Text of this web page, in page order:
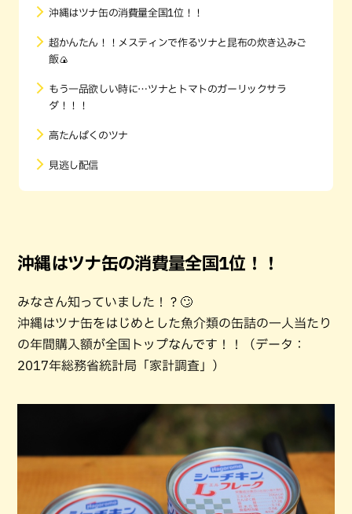
沖縄はツナ缶の消費量全国1位！！
超かんたん！！メスティンで作るツナと昆布の炊き込みご
飯🍙
もう一品欲しい時に…ツナとトマトのガーリックサラ
ダ！！！
高たんぱくのツナ
見逃し配信
沖縄はツナ缶の消費量全国1位！！
みなさん知っていました！？🙄
沖縄はツナ缶をはじめとした魚介類の缶詰の一人当たり
の年間購入額が全国トップなんです！！（データ：
2017年総務省統計局「家計調査」）